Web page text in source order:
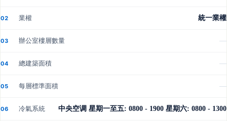
02 業權 統一業權
03 辦公室樓層數量 —
04 總建築面積 —
05 每層標準面積 —
06 冷氣系統 中央空调 星期一至五: 0800 - 1900 星期六: 0800 - 1300